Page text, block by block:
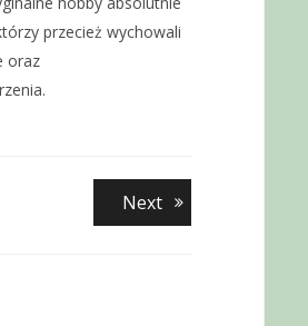
przecież wychowali
oraz
NextNext